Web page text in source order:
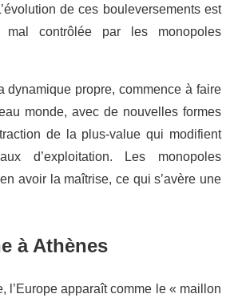
de ces bouleversements est
contrôlée par les monopoles
dynamique propre, commence à faire
monde, avec de nouvelles formes
de la plus-value qui modifient
d’exploitation. Les monopoles
avoir la maîtrise, ce qui s’avère une
à Athènes
l’Europe apparaît comme le « maillon